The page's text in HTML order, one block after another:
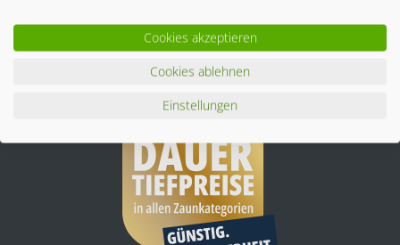
Ähnliche Artikel
Cookies akzeptieren
Cookies ablehnen
Einstellungen